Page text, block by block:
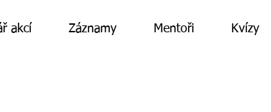
akcí Záznamy Mentoři Kvízy